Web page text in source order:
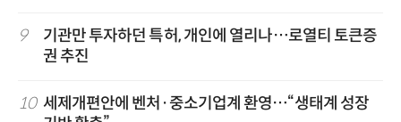
9
기관만 투자하던 특허, 개인에 열리나…로열티 토큰증
권 추진
10 세제개편안에 벤처·중소기업계 환영…“생태계 성장